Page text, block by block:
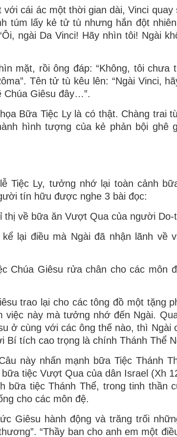
cái ác một thời gian dài, Vinci quay
túm lấy kẻ tử tù nhưng hắn đột
ngài Da Vinci! Hãy nhìn tôi! Ngài
mặt, rồi ông đáp: “Không, tôi chưa
Tên tử tù kêu lên: “Ngài Vinci,
Chúa Giêsu đây…”.
Bữa Tiệc Ly là có thật. Chàng trai
hình tượng của kẻ phản bội ghê
Tiệc Ly, tưởng nhớ lại toàn cảnh
tín hữu được nghe 3 bài đọc:
thị về bữa ăn Vượt Qua của người Do-
lại điều mà Ngài đã nhận lãnh về
Chúa Giêsu rửa chân cho các môn
trao lại cho các tông đồ một tặng
việc này mà tưởng nhớ đến Ngài.
ở cùng với các ông thế nào, thì Ngài
tích cao trọng là chính Thánh Thể
này nhấn mạnh bữa Tiệc Thánh
tiệc Vượt Qua của dân Israel (Xh
bữa tiệc Thánh Thể, trong tinh thần
cho các môn đệ.
Giêsu hành động và trăng trối
“Thầy ban cho anh em một